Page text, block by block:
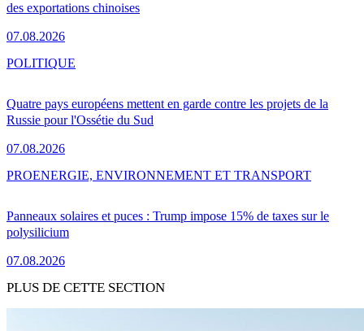
des exportations chinoises
07.08.2026
Quatre pays européens mettent en garde contre les projets de la
Russie pour l'Ossétie du Sud
07.08.2026
POLITIQUE
Panneaux solaires et puces : Trump impose 15% de taxes sur le
polysilicium
07.08.2026
PROENERGIE, ENVIRONNEMENT ET TRANSPORT
PLUS DE CETTE SECTION